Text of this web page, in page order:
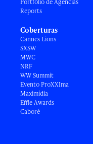
Portfólio de Agências
Reports
Coberturas
Cannes Lions
SXSW
MWC
NRF
WW Summit
Evento ProXXIma
Maximídia
Effie Awards
Caboré